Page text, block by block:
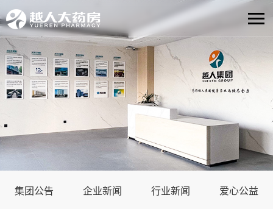
集团公告 企业新闻 行业新闻 爱心公益